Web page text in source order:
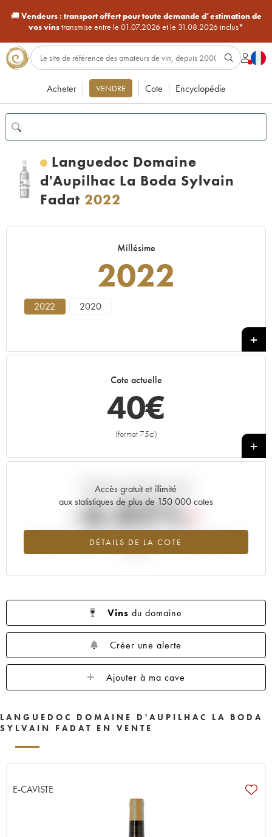
🚚Vendeurs : transport offert pour toute demande d’estimation de
vos vinstransmise entre le 01.07.2026 et le 31.08.2026 inclus*
Acheter VENDRE Cote Encyclopédie
Languedoc Domaine
d'Aupilhac La Boda Sylvain
Fadat 2022
Millésime
2022
2022 2020
Cote actuelle
40€
(format 75cl)
+
Accès gratuit et illimité
aux statistiques de plus de 150 000 cotes
DÉTAILS DE LA COTE
Tendance actuelle de la cote
-6.85%
Tendance à la baisse du millésime 2022 en 2026 par rapport à
Vins du domaine
Créer une alerte
Ajouter à ma cave
LANGUEDOC DOMAINE D'AUPILHAC LA BODA
SYLVAIN FADAT EN VENTE
E-CAVISTE